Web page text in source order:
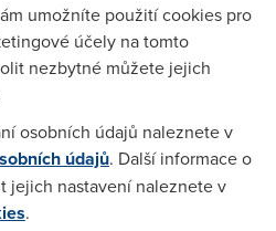
2 % 1 %
Wi-Fi internetusurfuje na
Špatně si nestojí ani Praha,
na třetím místě.
zaznamenává největší skok
meziročně stoupla o85
Jitka Ernestová.
umožníte použití cookies pro
účely na tomto
nezbytné můžete jejich
osobních údajů naleznete v
údajů. Další informace o
jejich nastavení naleznete v
.